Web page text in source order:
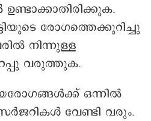
രോഗത്തെക്കുറിച്ചു
നിന്നുള്ള
വരുത്തുക.
ഒന്നിൽ
വേണ്ടി വരും.